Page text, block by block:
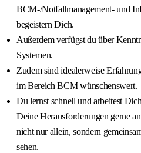
BCM-/Notfallmanagement- und
begeistern Dich.
Außerdem verfügst du über
Systemen.
Zudem sind idealerweise
im Bereich BCM wünschenswert.
Du lernst schnell und arbeitest
Deine Herausforderungen gerne
nicht nur allein, sondern
sehen.